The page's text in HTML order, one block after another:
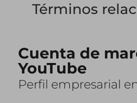
Términos
Cuenta de
YouTube
Perfil empresarial